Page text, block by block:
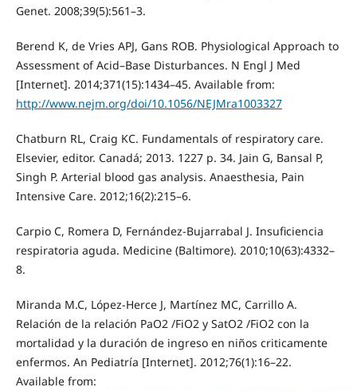
Genet. 2008;39(5):561–3.
Berend K, de Vries APJ, Gans ROB. Physiological Approach to
Assessment of Acid–Base Disturbances. N Engl J Med
[Internet]. 2014;371(15):1434–45. Available from:
http://www.nejm.org/doi/10.1056/NEJMra1003327
Chatburn RL, Craig KC. Fundamentals of respiratory care.
Elsevier, editor. Canadá; 2013. 1227 p. 34. Jain G, Bansal P,
Singh P. Arterial blood gas analysis. Anaesthesia, Pain
Intensive Care. 2012;16(2):215–6.
Carpio C, Romera D, Fernández-Bujarrabal J. Insuficiencia
respiratoria aguda. Medicine (Baltimore). 2010;10(63):4332–
8.
Miranda M.C, López-Herce J, Martínez MC, Carrillo A.
Relación de la relación PaO2 /FiO2 y SatO2 /FiO2 con la
mortalidad y la duración de ingreso en niños criticamente
enfermos. An Pediatría [Internet]. 2012;76(1):16–22.
Available from: